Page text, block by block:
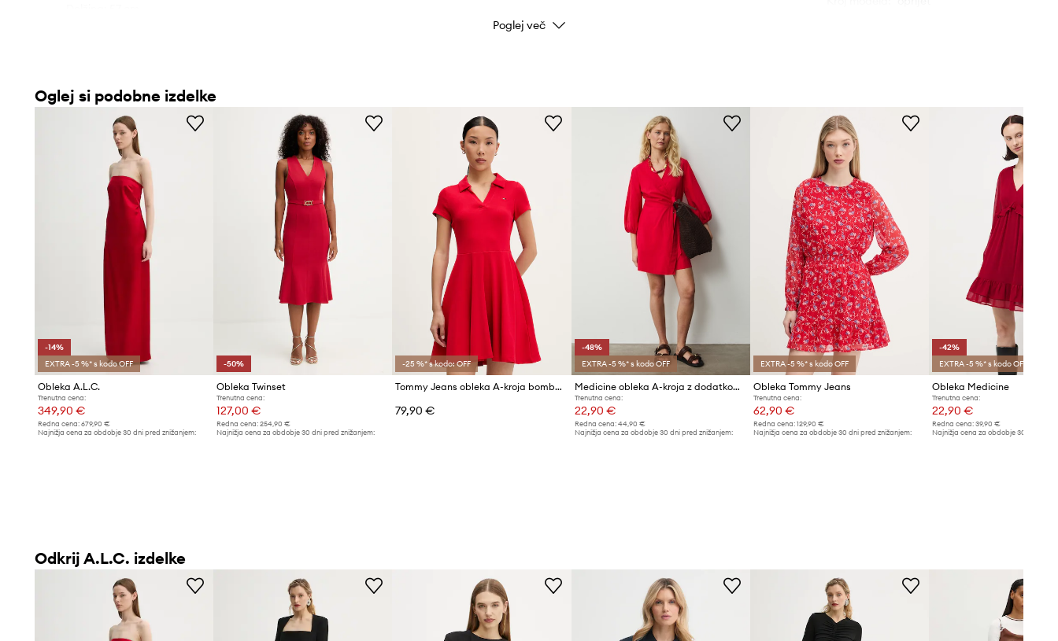
Znamka
ID izdelka
nosi 32
Standardna velikost
Priporočamo, da izbereš velikost, ki jo
običajno nosiš.
Velikosti, prikazane v trgovini, so
preračunane po standardni evropski
tabeli velikosti. Na etiketi
dostavljenega izdelka je originalna
oznaka proizvajalca.
Tabela velikosti
Poglej več
Oglej si podobne izdelke
-14%
EXTRA -5 %* s kodo OFF
Obleka A.L.C.
Trenutna cena:
349,90 €
Redna cena: 679,90 €
Najnižja cena za obdobje 30 dni pred znižanjem:
-50%
Obleka Twinset
Trenutna cena:
127,00 €
Redna cena:254,90 €
Najnižja cena za obdobje 30 dni pred znižanjem:
-25 %* s kodo: OFF
Tommy Jeans obleka A-kroja bombažna z elastanom
79,90 €
-48%
EXTRA -5 %* s kodo OFF
Medicine obleka A-kroja z dodatkom lanu
Trenutna cena:
22,90 €
Redna cena: 44,90 €
Najnižja cena za obdobje 30 dni pred znižanjem:
EXTRA -5 %* s kodo OFF
Obleka Tommy Jeans
Trenutna cena:
62,90 €
Redna cena:129,90 €
Najnižja cena za obdobje 30 dni pred znižanjem:
-42%
EXTRA -5 %* s kodo OFF
Obleka Medicine
Trenutna cena:
22,90 €
Redna cena: 39,90 €
Najnižja cena za obdobje 30 dni pred
Odkrij A.L.C. izdelke